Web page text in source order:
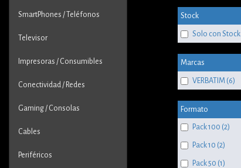
SmartPhones / Teléfonos
Televisor
Impresoras / Consumibles
Conectividad / Redes
Gaming / Consolas
Cables
Periféricos
Stock
Solo con Stock
Marcas
VERBATIM (6)
Formato
Pack 100 (2)
Pack 10 (2)
Pack 50 (1)